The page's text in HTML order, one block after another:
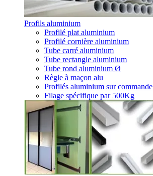
Profils aluminium
Profilé plat aluminium
Profilé cornière aluminium
Tube carré aluminium
Tube rectangle aluminium
Tube rond aluminium Ø
Règle à maçon alu
Profilés aluminium sur commande
Filage spécifique par 500Kg